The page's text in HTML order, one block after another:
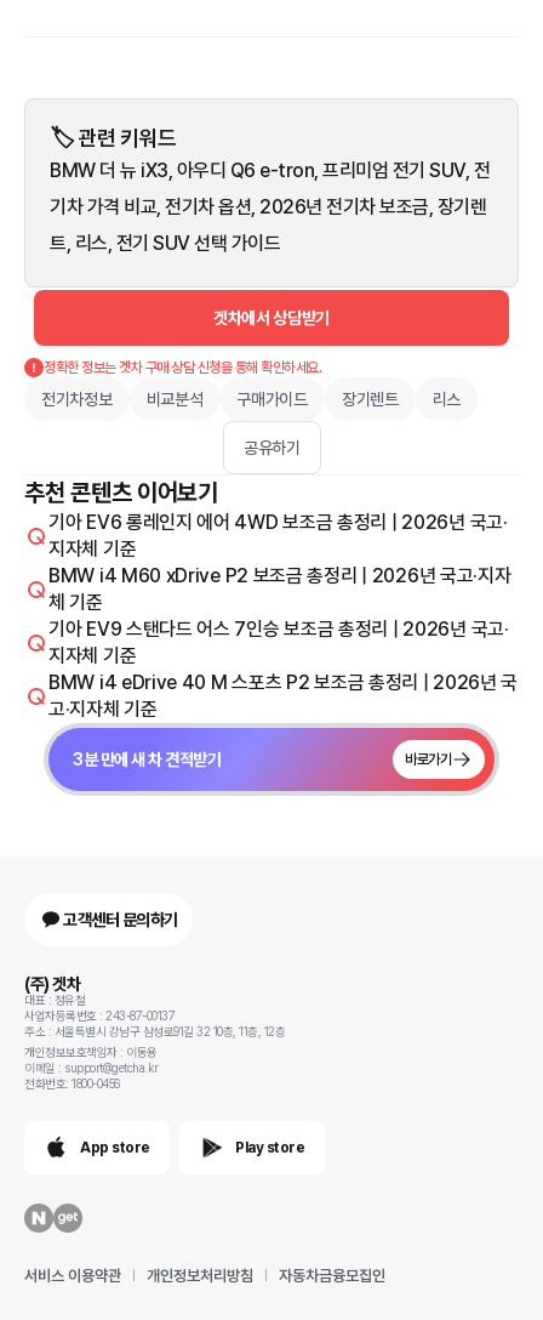
🏷️ 관련 키워드
BMW 더 뉴 iX3, 아우디 Q6 e-tron, 프리미엄 전기 SUV, 전
기차 가격 비교, 전기차 옵션, 2026년 전기차 보조금, 장기렌
트, 리스, 전기 SUV 선택 가이드
겟차에서 상담받기
정확한 정보는 겟차 구매 상담 신청을 통해 확인하세요.
전기차정보 비교분석 구매가이드 장기렌트 리스
공유하기
추천 콘텐츠 이어보기
기아 EV6 롱레인지 에어 4WD 보조금 총정리 | 2026년 국고·
지자체 기준
BMW i4 M60 xDrive P2 보조금 총정리 | 2026년 국고·지자
체 기준
기아 EV9 스탠다드 어스 7인승 보조금 총정리 | 2026년 국고·
지자체 기준
BMW i4 eDrive 40 M 스포츠 P2 보조금 총정리 | 2026년 국
고·지자체 기준
3분 만에 새 차 견적받기 바로가기
고객센터 문의하기
(주) 겟차
대표 : 정유철
사업자등록번호 : 243-87-00137
주소 : 서울특별시 강남구 삼성로91길 32 10층, 11층, 12층
개인정보보호책임자 : 이동용
이메일 : support@getcha.kr
전화번호: 1800-0456
App store Play store
서비스 이용약관 개인정보처리방침 자동차금융모집인